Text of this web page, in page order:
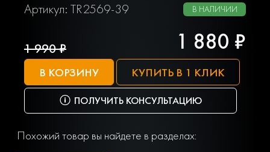
Артикул: TR2569-39 В НАЛИЧИИ
1 990 ₽ 1 880 ₽
В КОРЗИНУ КУПИТЬ В 1 КЛИК
ПОЛУЧИТЬ КОНСУЛЬТАЦИЮ
Похожий товар вы найдете в разделах: